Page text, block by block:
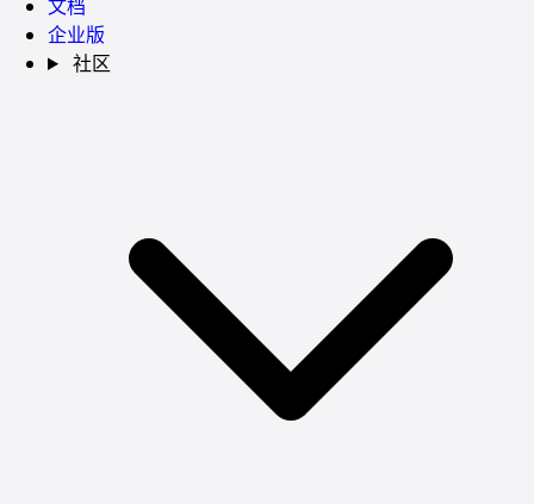
文档
企业版
社区